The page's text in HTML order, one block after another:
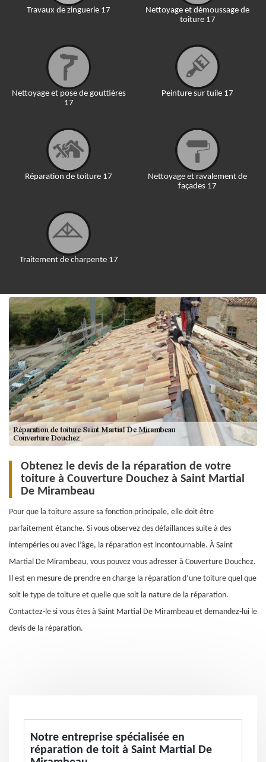
Travaux de zinguerie 17
Nettoyage et pose de gouttières
17
Réparation de toiture 17
Traitement de charpente 17
Nettoyage et démoussage de
toiture 17
Peinture sur tuile 17
Nettoyage et ravalement de
façades 17
Obtenez le devis de la réparation de votre
toiture à Couverture Douchez à Saint Martial
De Mirambeau
Pour que la toiture assure sa fonction principale, elle doit être
parfaitement étanche. Si vous observez des défaillances suite à des
intempéries ou avec l’âge, la réparation est incontournable. À Saint
Martial De Mirambeau, vous pouvez vous adresser à Couverture Douchez.
Il est en mesure de prendre en charge la réparation d’une toiture quel que
soit le type de toiture et quelle que soit la nature de la réparation.
Contactez-le si vous êtes à Saint Martial De Mirambeau et demandez-lui le
devis de la réparation.
Notre entreprise spécialisée en
réparation de toit à Saint Martial De